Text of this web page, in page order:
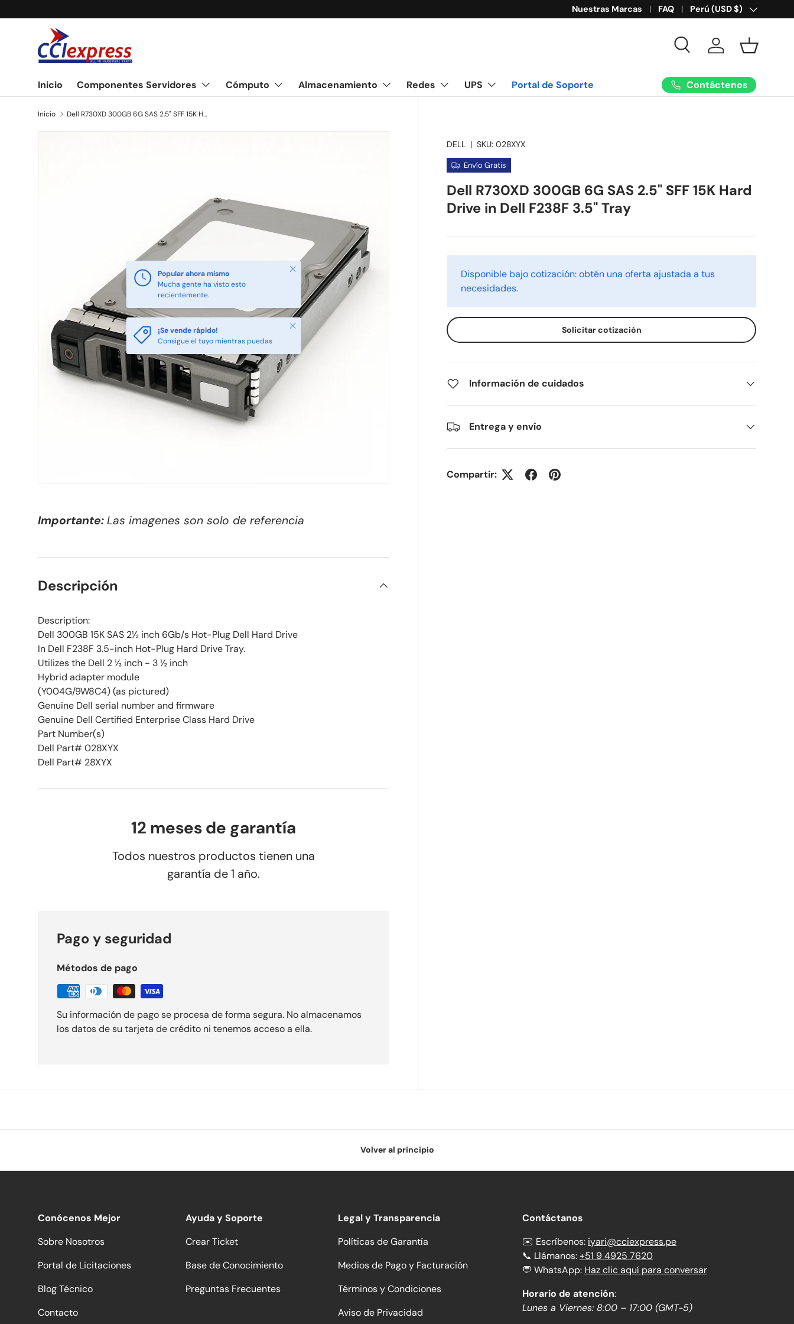
Ir al contenido
Nuestras Marcas FAQ País/Región
Perú (USD $)
Buscar Iniciar sesión
Cesta
Inicio Componentes Servidores Cómputo Almacenamiento Redes UPS Portal de Soporte Contáctenos
Inicio Dell R730XD 300GB 6G SAS 2.5" SFF 15K Hard Drive in Dell F238F 3.5" Tray
Popular ahora mismo
Mucha gente ha visto esto
recientemente.
Cerrar
¡Se vende rápido!
Consigue el tuyo mientras puedas
Cerrar
DELL |SKU: 028XYX
Envío Gratis
Dell R730XD 300GB 6G SAS 2.5" SFF 15K Hard
Drive in Dell F238F 3.5" Tray
Disponible bajo cotización: obtén una oferta ajustada a tus
necesidades.
Solicitar cotización
Información de cuidados
Entrega y envío
Compartir:
Importante: Las imagenes son solo de referencia
Descripción
Description:
Dell 300GB 15K SAS 2½ inch 6Gb/s Hot-Plug Dell Hard Drive
In Dell F238F 3.5-inch Hot-Plug Hard Drive Tray.
Utilizes the Dell 2 ½ inch - 3 ½ inch
Hybrid adapter module
(Y004G/9W8C4) (as pictured)
Genuine Dell serial number and firmware
Genuine Dell Certified Enterprise Class Hard Drive
Part Number(s)
Dell Part# 028XYX
Dell Part# 28XYX
12 meses de garantía
Todos nuestros productos tienen una
garantía de 1 año.
Pago y seguridad
Métodos de pago
Su información de pago se procesa de forma segura. No almacenamos
los datos de su tarjeta de crédito ni tenemos acceso a ella.
Volver al principio
Conócenos Mejor
Sobre Nosotros
Portal de Licitaciones
Blog Técnico
Contacto
Ayuda y Soporte
Crear Ticket
Base de Conocimiento
Preguntas Frecuentes
Legal y Transparencia
Políticas de Garantía
Medios de Pago y Facturación
Términos y Condiciones
Aviso de Privacidad
Contáctanos
✉️ Escríbenos: iyari@cciexpress.pe
📞 Llámanos:+51 9 4925 7620
💬 WhatsApp: Haz clic aquí para conversar
Horario de atención:
Lunes a Viernes: 8:00 – 17:00 (GMT-5)